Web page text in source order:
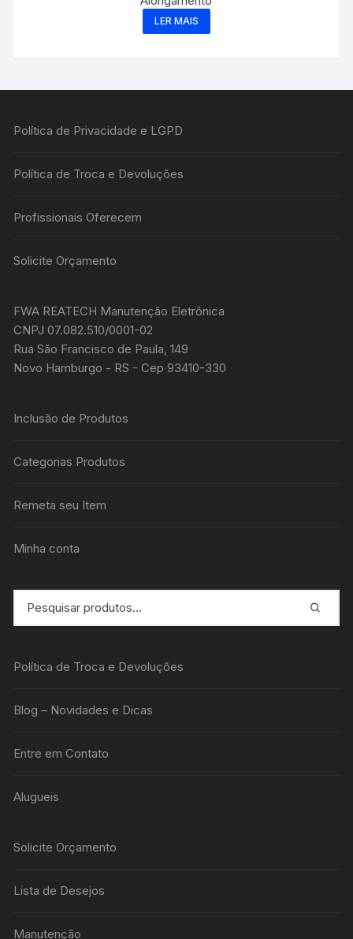
LER MAIS
Política de Privacidade e LGPD
Política de Troca e Devoluções
Profissionais Oferecem
Solicite Orçamento
FWA REATECH Manutenção Eletrônica
CNPJ 07.082.510/0001-02
Rua São Francisco de Paula, 149
Novo Hamburgo - RS - Cep 93410-330
Inclusão de Produtos
Categorias Produtos
Remeta seu Item
Minha conta
Política de Troca e Devoluções
Blog – Novidades e Dicas
Entre em Contato
Alugueis
Solicite Orçamento
Lista de Desejos
Manutenção